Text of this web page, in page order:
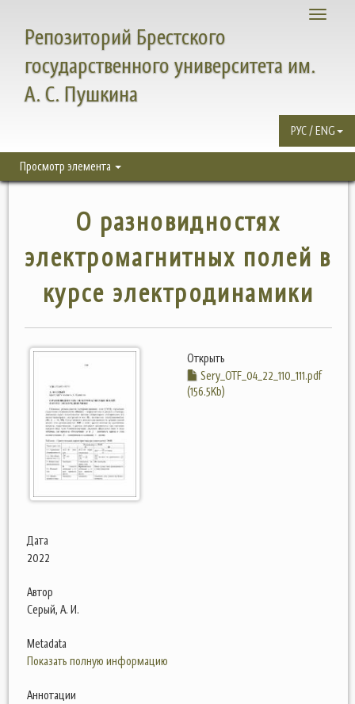
Toggle
Репозиторий Брестского
государственного университета им.
А. С. Пушкина
РУС / ENG
Просмотр элемента
О разновидностях
электромагнитных полей в
курсе электродинамики
Открыть
Sery_OTF_04_22_110_111.pdf
(156.5Kb)
Дата
2022
Автор
Серый, А. И.
Metadata
Показать полную информацию
Аннотации